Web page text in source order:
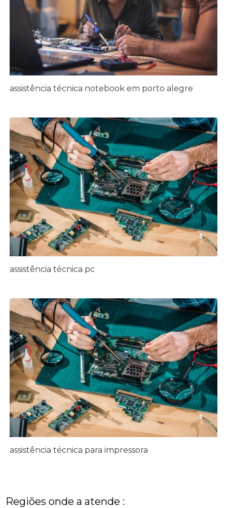
assistência técnica notebook em porto alegre
assistência técnica pc
assistência técnica para impressora
Regiões onde a atende :